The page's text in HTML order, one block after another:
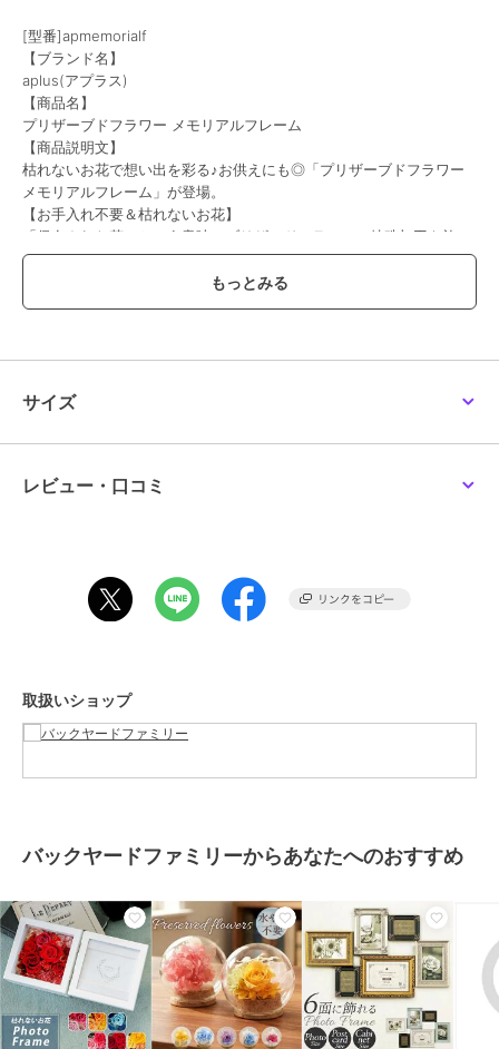
[型番]apmemorialf
【ブランド名】
aplus(アプラス)
【商品名】
プリザーブドフラワー メモリアルフレーム
【商品説明文】
枯れないお花で想い出を彩る♪お供えにも◎「プリザーブドフラワー
メモリアルフレーム」が登場。
【お手入れ不要＆枯れないお花】
「保存された花」という意味のブリザードフラワー。特殊加工を施
し、生花の風合いを長期間楽しめる。お手入れ不要なのも嬉しいポイ
【上品な雰囲気】
【写真×お花】
写真とお花を一緒に飾れるので、お仏壇などに置いても華やかな印
【インテリアとして】
チョイス。ペットのお悔やみにも◎
【贈り物に】
プリザーブドフラワー、MDF
【生産国】
[縦]約15cm／[横]約11cm／[奥行]約7cm
表記サイズとは多少の誤差が生じる場合がございます。あらかじめご
了承ください。
【重量】
約452g
【注意点】
お取り扱いの際は、商品やパッケージなどに記載されている品質表
示、アテンションタグ、ご使用上の注意事項などを必ずご確認下さ
サイズ
レビュー・口コミ
取扱いショップ
バックヤードファミリーからあなたへのおすすめ